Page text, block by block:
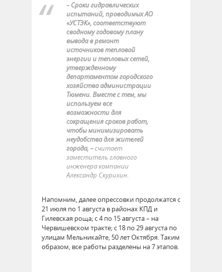
– Сроки гидравлических
испытаний, проводимых АО
«УСТЭК», соответствуют
сводному годовому плану
вывода в ремонт
источников тепловой
энергии и тепловых сетей,
утвержденному
департаментом городского
хозяйства администрации
Тюмени. Вместе с тем, мы
используем все
возможности для
сокращения сроков работ,
чтобы минимизировать
неудобства для жителей
города, –считает
заместитель главного
инженера компании
Александр Скурихин.
Напомним, далее опрессовки продолжатся с
21 июля по 1 августа в районах КПД и
Гилевская роща; с 4 по 15 августа – на
Червишевском тракте; с 18 по 29 августа по
улицам Мельникайте, 50 лет Октября. Таким
образом, все работы разделены на 7 этапов.